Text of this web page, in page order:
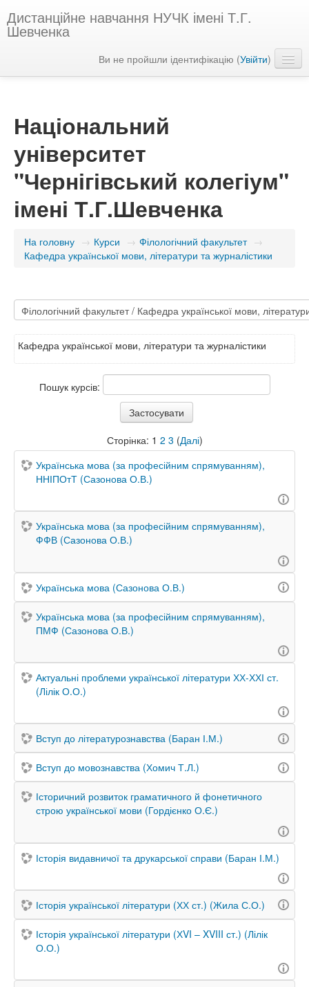
Дистанційне навчання НУЧК імені Т.Г.
Шевченка
Ви не пройшли ідентифікацію (Увійти)
Національний
університет
"Чернігівський колегіум"
імені Т.Г.Шевченка
На головну → Курси → Філологічний факультет →
Кафедра української мови, літератури та журналістики
Кафедра української мови, літератури та журналістики
Пошук курсів:
Сторінка: 1 2 3 (Далі)
Українська мова (за професійним спрямуванням),
ННІПОтТ (Сазонова О.В.)
Українська мова (за професійним спрямуванням),
ФФВ (Сазонова О.В.)
Українська мова (Сазонова О.В.)
Українська мова (за професійним спрямуванням),
ПМФ (Сазонова О.В.)
Актуальні проблеми української літератури ХХ-ХХІ ст.
(Лілік О.О.)
Вступ до літературознавства (Баран І.М.)
Вступ до мовознавства (Хомич Т.Л.)
Історичний розвиток граматичного й фонетичного
строю української мови (Гордієнко О.Є.)
Історія видавничої та друкарської справи (Баран І.М.)
Історія української літератури (ХХ ст.) (Жила С.О.)
Історія української літератури (ХVI – XVIII ст.) (Лілік
О.О.)